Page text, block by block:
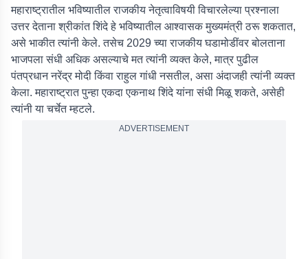
महाराष्ट्रातील भविष्यातील राजकीय नेतृत्वाविषयी विचारलेल्या प्रश्नाला
उत्तर देताना श्रीकांत शिंदे हे भविष्यातील आश्वासक मुख्यमंत्री ठरू शकतात,
असे भाकीत त्यांनी केले. तसेच 2029 च्या राजकीय घडामोडींवर बोलताना
भाजपला संधी अधिक असल्याचे मत त्यांनी व्यक्त केले, मात्र पुढील
पंतप्रधान नरेंद्र मोदी किंवा राहुल गांधी नसतील, असा अंदाजही त्यांनी व्यक्त
केला. महाराष्ट्रात पुन्हा एकदा एकनाथ शिंदे यांना संधी मिळू शकते, असेही
त्यांनी या चर्चेत म्हटले.
ADVERTISEMENT